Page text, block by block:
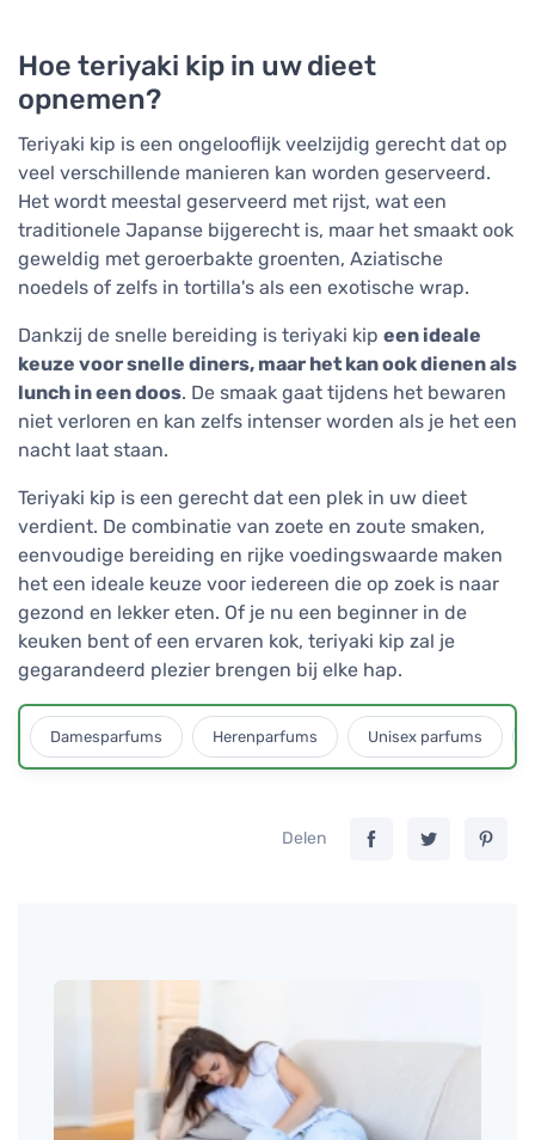
Hoe teriyaki kip in uw dieet
opnemen?
Teriyaki kip is een ongelooflijk veelzijdig gerecht dat op
veel verschillende manieren kan worden geserveerd.
Het wordt meestal geserveerd met rijst, wat een
traditionele Japanse bijgerecht is, maar het smaakt ook
geweldig met geroerbakte groenten, Aziatische
noedels of zelfs in tortilla's als een exotische wrap.
Dankzij de snelle bereiding is teriyaki kip een ideale
keuze voor snelle diners, maar het kan ook dienen als
lunch in een doos. De smaak gaat tijdens het bewaren
niet verloren en kan zelfs intenser worden als je het een
nacht laat staan.
Teriyaki kip is een gerecht dat een plek in uw dieet
verdient. De combinatie van zoete en zoute smaken,
eenvoudige bereiding en rijke voedingswaarde maken
het een ideale keuze voor iedereen die op zoek is naar
gezond en lekker eten. Of je nu een beginner in de
keuken bent of een ervaren kok, teriyaki kip zal je
gegarandeerd plezier brengen bij elke hap.
Damesparfums Herenparfums Unisex parfums
Delen